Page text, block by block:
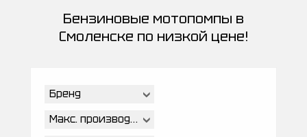
Бензиновые мотопомпы в
Смоленске по низкой цене!
Бренд
Макс. производительность, л/ч